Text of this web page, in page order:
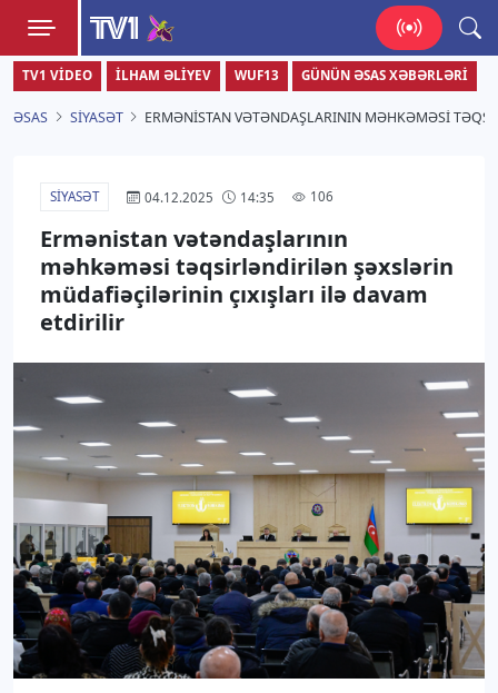
TV1
Zamanı bizimlə yaşa!
TV1 VIDEO İLHAM ƏLIYEV WUF13 GÜNÜN ƏSAS XƏBƏRLƏRI
ƏSAS SIYASƏT ERMƏNISTAN VƏTƏNDAŞLARININ MƏHKƏMƏSI
SIYASƏT 04.12.2025 14:35 106
Ermənistan vətəndaşlarının
məhkəməsi təqsirləndirilən şəxslərin
müdafiəçilərinin çıxışları ilə davam
etdirilir